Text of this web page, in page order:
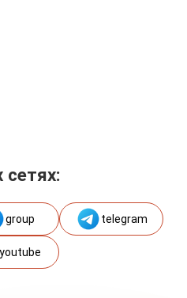
group telegram